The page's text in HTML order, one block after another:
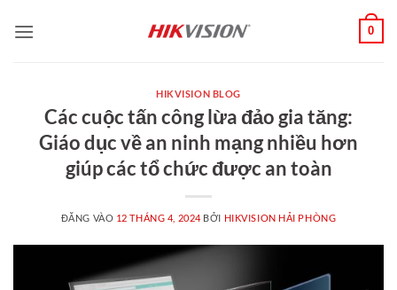
qua
0
HIKVISION BLOG
Các cuộc tấn công lừa đảo gia tăng:
Giáo dục về an ninh mạng nhiều hơn
giúp các tổ chức được an toàn
ĐĂNG VÀO 12 THÁNG 4, 2024 BỞI HIKVISION HẢI PHÒNG